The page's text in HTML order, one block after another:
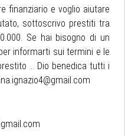
finanziario e voglio aiutare
sottoscrivo prestiti tra
Se hai bisogno di un
informarti sui termini e le
... Dio benedica tutti i